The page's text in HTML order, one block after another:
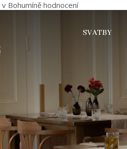
v Bohumíně hodnocení
SVATBY